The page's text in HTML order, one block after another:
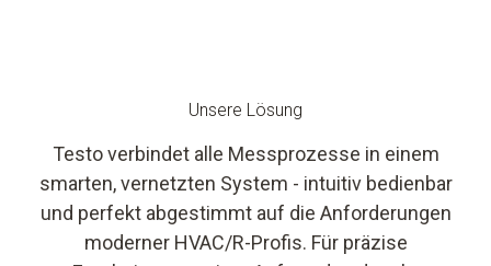
Unsere Lösung
Testo verbindet alle Messprozesse in einem
smarten, vernetzten System - intuitiv bedienbar
und perfekt abgestimmt auf die Anforderungen
moderner HVAC/R-Profis. Für präzise